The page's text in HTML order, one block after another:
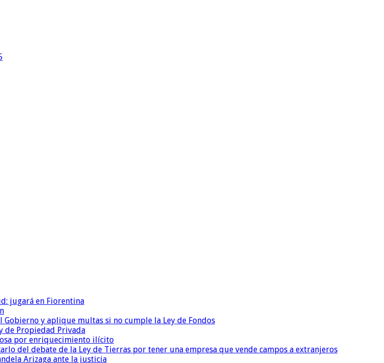
jugará en Fiorentina
y aplique multas si no cumple la Ley de Fondos
de Propiedad Privada
por enriquecimiento ilícito
del debate de la Ley de Tierras por tener una empresa que vende campos a extranjeros
Arizaga ante la justicia